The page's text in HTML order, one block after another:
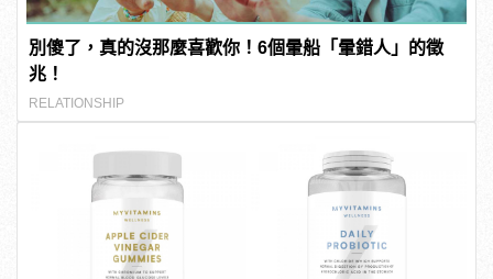
別傻了，真的沒那麼喜歡你！6個暈船「暈錯人」的徵
兆！
RELATIONSHIP